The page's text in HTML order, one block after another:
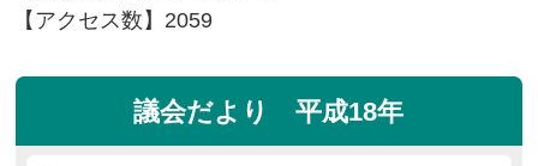
【アクセス数】 2059
議会だより 平成18年